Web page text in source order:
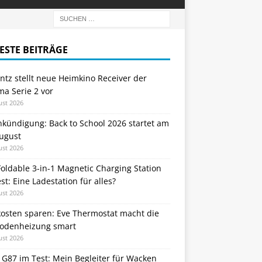
BEITRÄGE
stellt neue Heimkino Receiver der
Serie 2 vor
2026
Back to School 2026 startet am
2026
3-in-1 Magnetic Charging Station
Eine Ladestation für alles?
2026
sparen: Eve Thermostat macht die
smart
2026
im Test: Mein Begleiter für Wacken